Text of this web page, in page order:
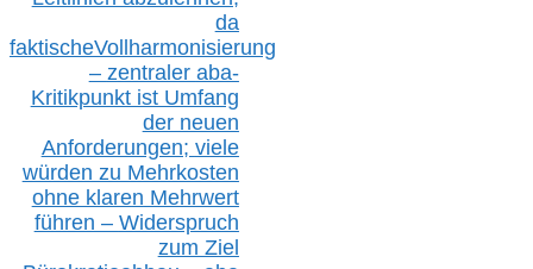
da
faktischeVollharmonisierung
– zentraler aba-
Kritikpunkt ist Umfang
der neuen
Anforderungen; viele
würden zu Mehrkosten
ohne klaren Mehrwert
führen – Widerspruch
zum Ziel